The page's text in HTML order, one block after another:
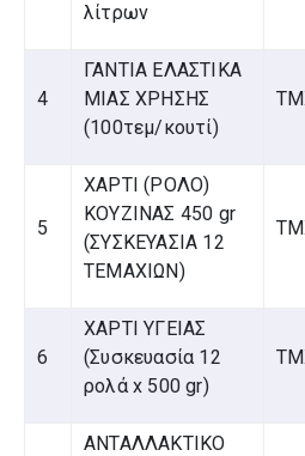
λίτρων
4
ΓΑΝΤΙΑ ΕΛΑΣΤΙΚΑ
ΜΙΑΣ ΧΡΗΣΗΣ
(100τεμ/κουτί)
5
ΧΑΡΤΙ (ΡΟΛΟ)
ΚΟΥΖΙΝΑΣ 450 gr
(ΣΥΣΚΕΥΑΣΙΑ 12
ΤΕΜΑΧΙΩΝ)
6
ΧΑΡΤΙ ΥΓΕΙΑΣ
(Συσκευασία 12
ρολά x 500 gr)
ΑΝΤΑΛΛΑΚΤΙΚΟ